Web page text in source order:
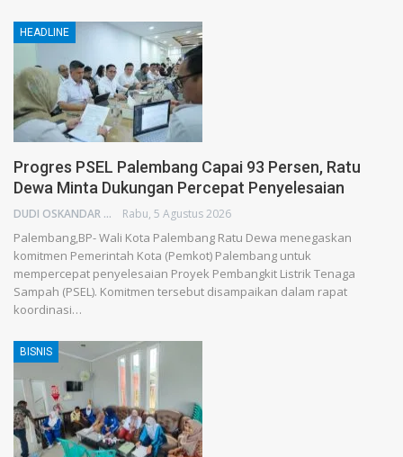
HEADLINE
Progres PSEL Palembang Capai 93 Persen, Ratu
Dewa Minta Dukungan Percepat Penyelesaian
DUDI OSKANDAR Rabu, 5 Agustus 2026
Palembang,BP- Wali Kota Palembang Ratu Dewa menegaskan
komitmen Pemerintah Kota (Pemkot) Palembang untuk
mempercepat penyelesaian Proyek Pembangkit Listrik Tenaga
Sampah (PSEL). Komitmen tersebut disampaikan dalam rapat
koordinasi…
BISNIS